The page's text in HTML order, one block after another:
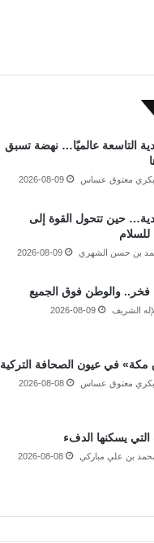
التاسعة عالميًا… نهضة تسبق
بكري معتوق عساس 2026-08-09
حين تتحول القوة إلى
بن حسن الشهري 2026-08-09
فخر.. والوطن فوق الجميع
الشريف 2026-08-09
مكة» في عيون الصحافة التركية
بكري معتوق عساس 2026-08-08
التي يسكنها الدفء
بن علي مباركي 2026-08-08